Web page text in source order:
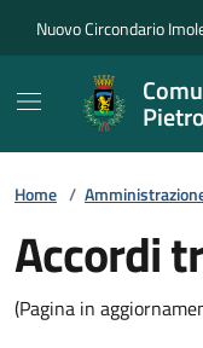
Nuovo Circondario
Home /
Accordi
(Pagina in